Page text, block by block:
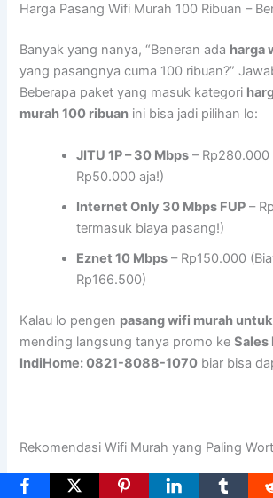
Harga Pasang Wifi Murah 100 Ribuan –
Banyak yang nanya, “Beneran ada harga
yang pasangnya cuma 100 ribuan?”
Beberapa paket yang masuk kategori
murah 100 ribuan ini bisa jadi pilihan lo:
JITU 1P – 30 Mbps – Rp280.000
Rp50.000 aja!)
Internet Only 30 Mbps FUP –
termasuk biaya pasang!)
Eznet 10 Mbps – Rp150.000
Rp166.500)
Kalau lo pengen pasang wifi murah
mending langsung tanya promo keSales
IndiHome: 0821-8088-1070 biar bisa
Rekomendasi Wifi Murah yang Paling
Lo masih bingung mau pilih yang mana?